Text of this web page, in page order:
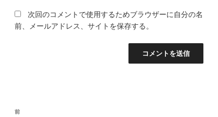
次回のコメントで使用するためブラウザーに自分の名
前、メールアドレス、サイトを保存する。
投
前
前